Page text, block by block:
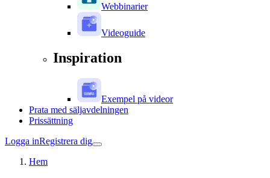
Webbinarier
Videoguide
Inspiration
Exempel på videor
Prata med säljavdelningen
Prissättning
Logga inRegistrera dig
Hem